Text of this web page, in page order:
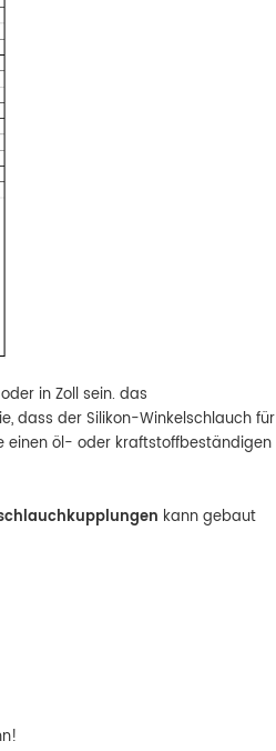
in Zoll sein. das
dass der Silikon-Winkelschlauch für
einen öl- oder kraftstoffbeständigen
kann gebaut